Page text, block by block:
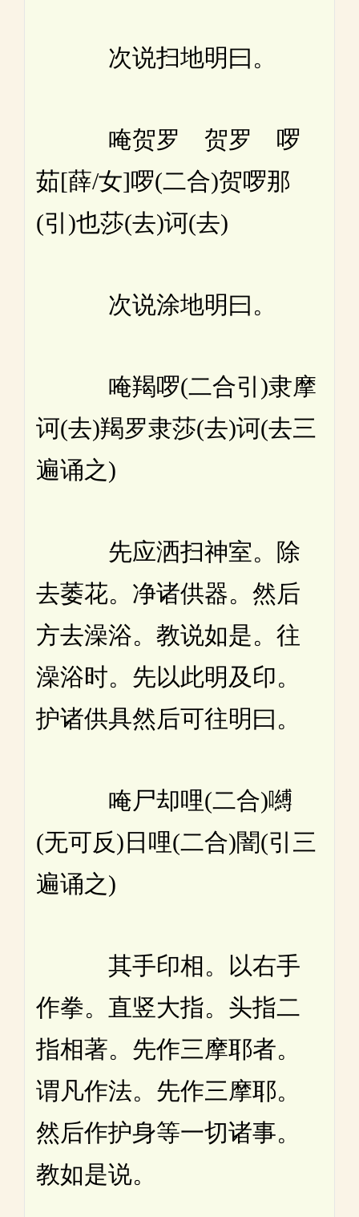
次说扫地明曰。
唵贺罗 贺罗 啰
茹[薛/女]啰(二合)贺啰那
(引)也莎(去)诃(去)
次说涂地明曰。
唵羯啰(二合引)隶摩
诃(去)羯罗隶莎(去)诃(去三
遍诵之)
先应洒扫神室。除
去萎花。净诸供器。然后
方去澡浴。教说如是。往
澡浴时。先以此明及印。
护诸供具然后可往明曰。
唵尸却哩(二合)嚩
(无可反)日哩(二合)闇(引三
遍诵之)
其手印相。以右手
作拳。直竖大指。头指二
指相著。先作三摩耶者。
谓凡作法。先作三摩耶。
然后作护身等一切诸事。
教如是说。